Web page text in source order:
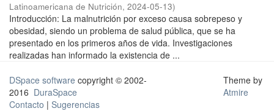
Latinoamericana de Nutrición, 2024-05-13)
Introducción: La malnutrición por exceso causa sobrepeso y
obesidad, siendo un problema de salud pública, que se ha
presentado en los primeros años de vida. Investigaciones
realizadas han informado la existencia de ...
DSpace software copyright © 2002-
2016 DuraSpace
Contacto | Sugerencias
Theme by
Atmire